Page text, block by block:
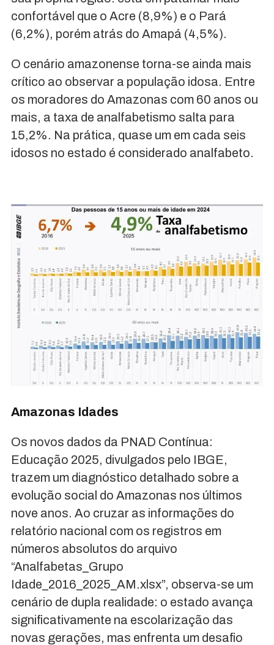
confortável que o Acre (8,9%) e o Pará
(6,2%), porém atrás do Amapá (4,5%).
O cenário amazonense torna-se ainda mais
crítico ao observar a população idosa. Entre
os moradores do Amazonas com 60 anos ou
mais, a taxa de analfabetismo salta para
15,2%. Na prática, quase um em cada seis
idosos no estado é considerado analfabeto.
Amazonas Idades
Os novos dados da PNAD Contínua:
Educação 2025, divulgados pelo IBGE,
trazem um diagnóstico detalhado sobre a
evolução social do Amazonas nos últimos
nove anos. Ao cruzar as informações do
relatório nacional com os registros em
números absolutos do arquivo
“Analfabetas_Grupo
Idade_2016_2025_AM.xlsx”, observa-se um
cenário de dupla realidade: o estado avança
significativamente na escolarização das
novas gerações, mas enfrenta um desafio